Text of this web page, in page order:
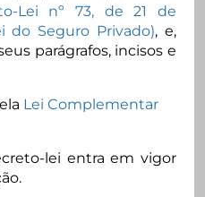
Lei nº 73, de 21 de
do Seguro Privado), e,
parágrafos, incisos e
Lei Complementar
lei entra em vigor